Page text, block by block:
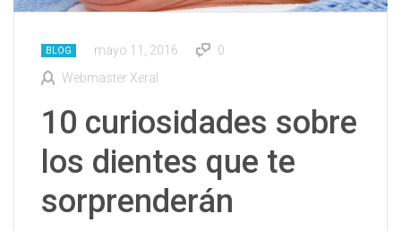
BLOG mayo 11, 2016
0
Webmaster Xeral
10 curiosidades sobre
los dientes que te
sorprenderán